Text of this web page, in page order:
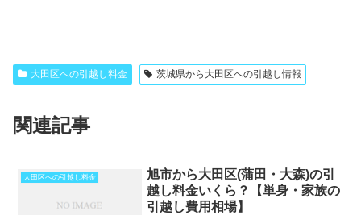
大田区への引越し料金 茨城県から大田区への引越し情報
関連記事
大田区への引越し料金
旭市から大田区(蒲田・大森)の引
越し料金いくら？【単身・家族の
引越し費用相場】